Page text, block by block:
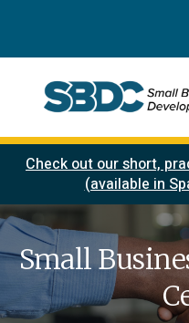
Check out our short,
(available in
Small